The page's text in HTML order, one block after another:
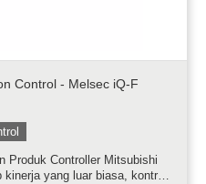
Control - Melsec iQ-F
Produk Controller Mitsubishi
yang luar biasa, kontrol